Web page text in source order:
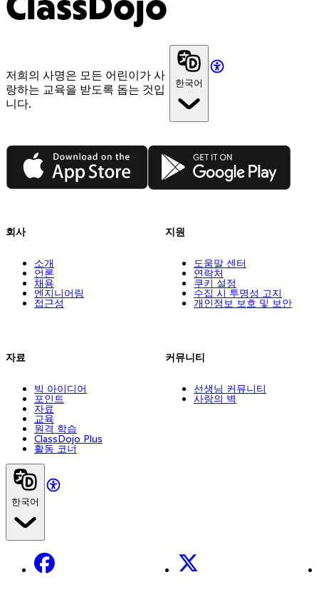
ClassDojo
저희의 사명은 모든 어린이가 사
랑하는 교육을 받도록 돕는 것입
니다.
한국어
App Store Google Play
회사
소개
언론
채용
엔지니어링
접근성
자료
빅 아이디어
포인트
자료
교육
원격 학습
ClassDojo Plus
활동 코너
지원
도움말 센터
연락처
쿠키 설정
수집 시 투명성 고지
개인정보 보호 및 보안
커뮤니티
선생님 커뮤니티
사랑의 벽
한국어
Facebook X